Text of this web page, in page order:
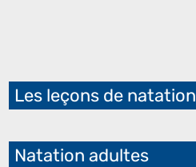
Les leçons de natation
Natation adultes